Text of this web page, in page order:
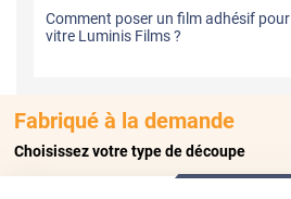
Fabriqué à la demande
Choisissez votre type de découpe
Comment poser un film adhésif pour
vitre Luminis Films ?